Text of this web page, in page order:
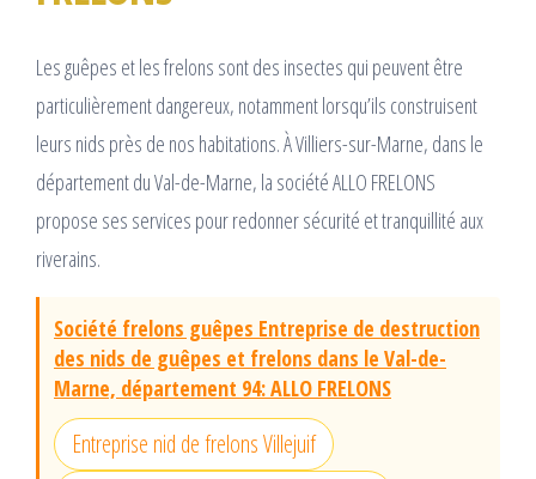
Les guêpes et les frelons sont des insectes qui peuvent être
particulièrement dangereux, notamment lorsqu’ils construisent
leurs nids près de nos habitations. À Villiers-sur-Marne, dans le
département du Val-de-Marne, la société ALLO FRELONS
propose ses services pour redonner sécurité et tranquillité aux
riverains.
Société frelons guêpes Entreprise de destruction
des nids de guêpes et frelons dans le Val-de-
Marne, département 94: ALLO FRELONS
Entreprise nid de frelons Villejuif